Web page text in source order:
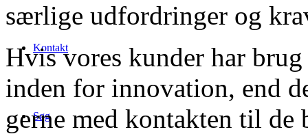
Kontakt
Søg
særlige udfordringer og
Hvis vores kunder har
inden for innovation, end
gerne med kontakten til de